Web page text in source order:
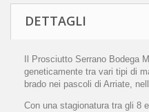
DETTAGLI
Il Prosciutto Serrano Bodega
geneticamente tra vari tipi di
brado nei pascoli di Arriate,
Con una stagionatura tra gli 8